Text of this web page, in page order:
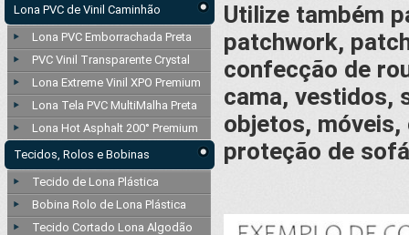
Lona PVC de Vinil Caminhão
Lona PVC Emborrachada Preta
PVC Vinil Transparente Crystal
Lona Extreme Vinil XPO Premium
Lona Tela PVC MultiMalha Preta
Lona Hot Asphalt 200° Premium
Tecidos, Rolos e Bobinas
Tecido de Lona Plástica
Bobina Rolo de Lona Plástica
Tecido Cortado Lona Algodão
Utilize também
patchwork,
confecção de
cama, vestidos,
objetos,
proteção de